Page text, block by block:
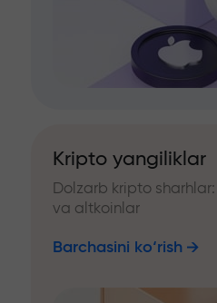
Kripto yangiliklar
Dolzarb kripto
va altkoinlar
Barchasini ko‘rish